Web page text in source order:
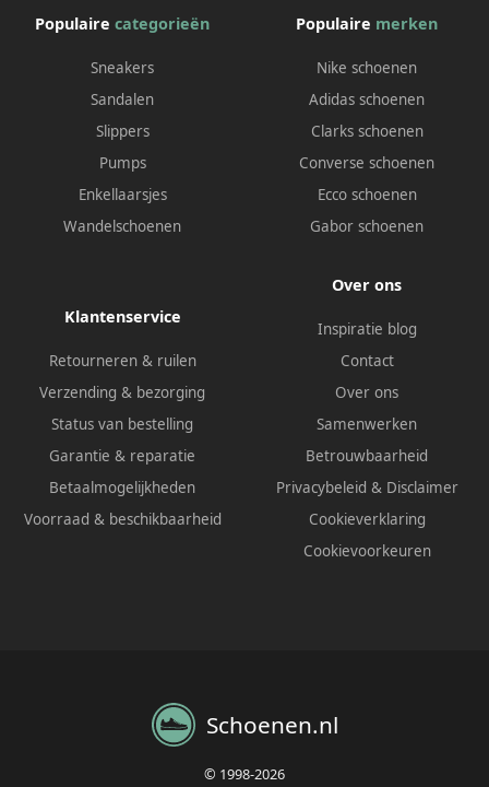
Populaire categorieën
Sneakers
Sandalen
Slippers
Pumps
Enkellaarsjes
Wandelschoenen
Populaire merken
Nike schoenen
Adidas schoenen
Clarks schoenen
Converse schoenen
Ecco schoenen
Gabor schoenen
Klantenservice
Retourneren & ruilen
Verzending & bezorging
Status van bestelling
Garantie & reparatie
Betaalmogelijkheden
Voorraad & beschikbaarheid
Over ons
Inspiratie blog
Contact
Over ons
Samenwerken
Betrouwbaarheid
Privacybeleid & Disclaimer
Cookieverklaring
Cookievoorkeuren
Schoenen.nl
© 1998-2026